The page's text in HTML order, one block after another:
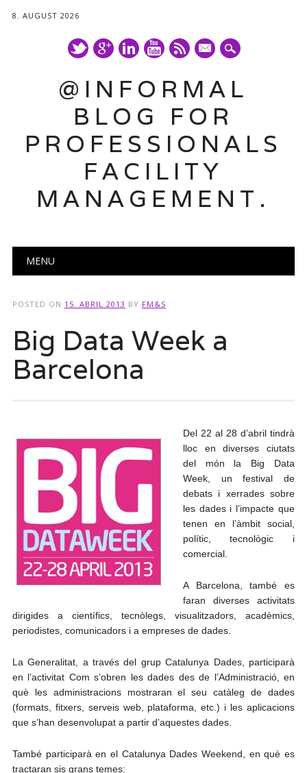
8. AUGUST 2026
mail
@INFORMAL
BLOG FOR
PROFESSIONALS
FACILITY
MANAGEMENT.
Main menu
MENU
POSTED ON 15. ABRIL 2013 BY FM&S
Big Data Week a
Barcelona
Del 22 al 28 d’abril tindrà
lloc en diverses ciutats
del món la Big Data
Week, un festival de
debats i xerrades sobre
les dades i l’impacte que
tenen en l’àmbit social,
polític, tecnològic i
comercial.
A Barcelona, també es
faran diverses activitats
dirigides a científics, tecnòlegs, visualitzadors, acadèmics,
periodistes, comunicadors i a empreses de dades.
La Generalitat, a través del grup Catalunya Dades, participarà
en l’activitat Com s’obren les dades des de l’Administració, en
què les administracions mostraran el seu catàleg de dades
(formats, fitxers, serveis web, plataforma, etc.) i les aplicacions
que s’han desenvolupat a partir d’aquestes dades.
També participarà en el Catalunya Dades Weekend, en què es
tractaran sis grans temes: